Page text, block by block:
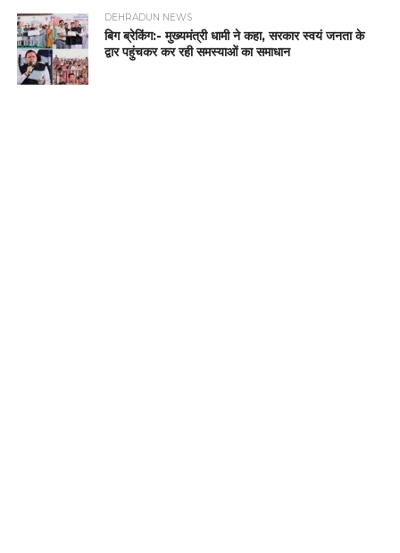
DEHRADUN NEWS
बिग ब्रेकिंग:- मुख्यमंत्री धामी ने कहा, सरकार स्वयं जनता के
द्वार पहुंचकर कर रही समस्याओं का समाधान